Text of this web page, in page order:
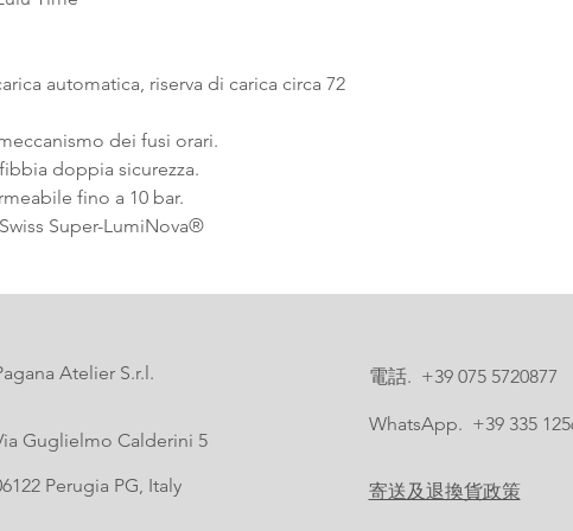
automatica, riserva di carica circa 72
dei fusi orari.
doppia sicurezza.
fino a 10 bar.
Super-LumiNova®️
Atelier S.r.l.
Guglielmo Calderini 5
Perugia PG, Italy
電話. +39 075 5720877
WhatsApp. +39 335
寄送及退換貨政策